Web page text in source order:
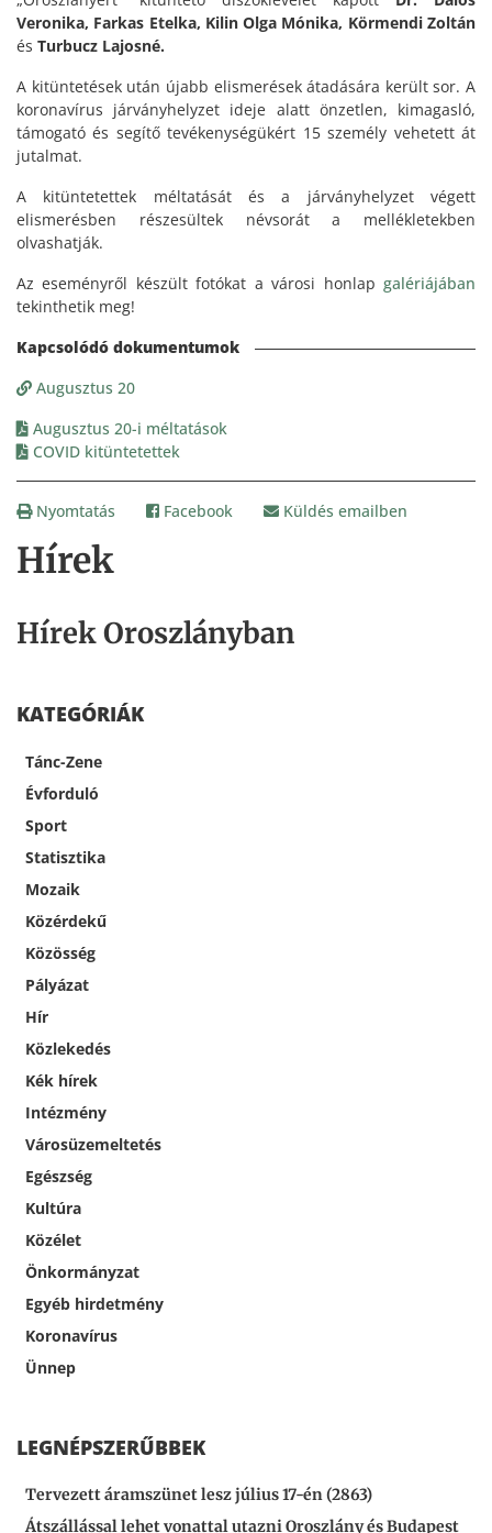
Hírek
Hírek Oroszlányban
KATEGÓRIÁK
Tánc-Zene
Évforduló
Sport
Statisztika
Mozaik
Közérdekű
Közösség
Pályázat
Hír
Közlekedés
Kék hírek
Intézmény
Városüzemeltetés
Egészség
Kultúra
Közélet
Önkormányzat
Egyéb hirdetmény
Koronavírus
Ünnep
LEGNÉPSZERŰBBEK
Tervezett áramszünet lesz július 17-én (2863)
Átszállással lehet vonattal utazni Oroszlány és Budapest
Veronika, Farkas Etelka, Kilin Olga Mónika, Körmendi Zoltán
és Turbucz Lajosné.
A kitüntetések után újabb elismerések átadására került sor. A
koronavírus járványhelyzet ideje alatt önzetlen, kimagasló,
támogató és segítő tevékenységükért 15 személy vehetett át
jutalmat.
A kitüntetettek méltatását és a járványhelyzet végett
elismerésben részesültek névsorát a mellékletekben
olvashatják.
Az eseményről készült fotókat a városi honlap galériájában
tekinthetik meg!
Augusztus 20
Augusztus 20-i méltatások
COVID kitüntetettek
Nyomtatás Facebook Küldés emailben